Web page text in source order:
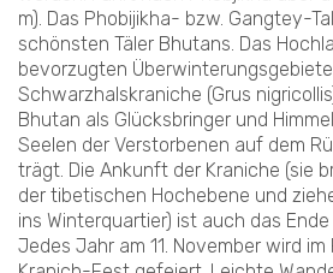
m). Das Phobijikha- bzw. Gangtey-
schönsten Täler Bhutans. Das
bevorzugten
Schwarzhalskraniche (Grus
Bhutan als Glücksbringer und
Seelen der Verstorbenen auf dem
trägt. Die Ankunft der Kraniche (sie
der tibetischen Hochebene und
ins Winterquartier) ist auch das
Jedes Jahr am 11. November wird im